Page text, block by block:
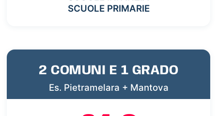
SCUOLE PRIMARIE
2 COMUNI E 1 GRADO
Es. Pietramelara + Mantova